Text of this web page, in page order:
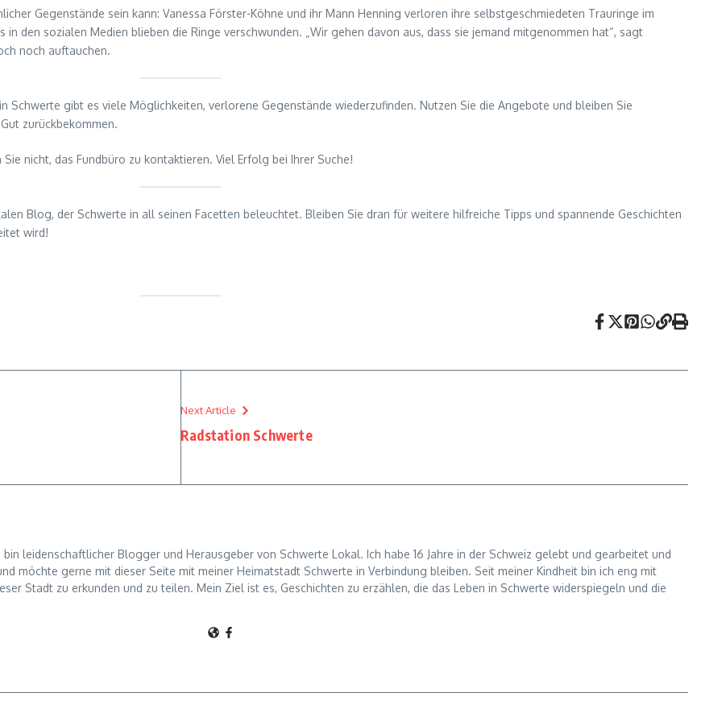
Gegenstände sein kann: Vanessa Förster-Köhne und ihr Mann Henning verloren ihre selbstgeschmiedeten Trauringe im
den sozialen Medien blieben die Ringe verschwunden. „Wir gehen davon aus, dass sie jemand mitgenommen hat“, sagt
noch auftauchen.
gibt es viele Möglichkeiten, verlorene Gegenstände wiederzufinden. Nutzen Sie die Angebote und bleiben Sie
zurückbekommen.
nicht, das Fundbüro zu kontaktieren. Viel Erfolg bei Ihrer Suche!
Blog, der Schwerte in all seinen Facetten beleuchtet. Bleiben Sie dran für weitere hilfreiche Tipps und spannende Geschichten
wird!
Next Article
Radstation Schwerte
bin leidenschaftlicher Blogger und Herausgeber von Schwerte Lokal. Ich habe 16 Jahre in der Schweiz gelebt und gearbeitet und
möchte gerne mit dieser Seite mit meiner Heimatstadt Schwerte in Verbindung bleiben. Seit meiner Kindheit bin ich eng mit
Stadt zu erkunden und zu teilen. Mein Ziel ist es, Geschichten zu erzählen, die das Leben in Schwerte widerspiegeln und die